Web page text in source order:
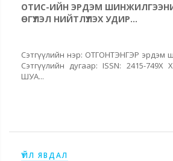
ОТИС-ИЙН ЭРДЭМ
ӨГҮҮЛЭЛ НИЙТЛҮҮЛЭХ УДИР...
Сэтгүүлийн нэр: ОТГОНТЭНГЭР эрдэм
Сэтгүүлийн дугаар: ISSN: 2415-
ШУА...
ҮЙЛ ЯВДАЛ